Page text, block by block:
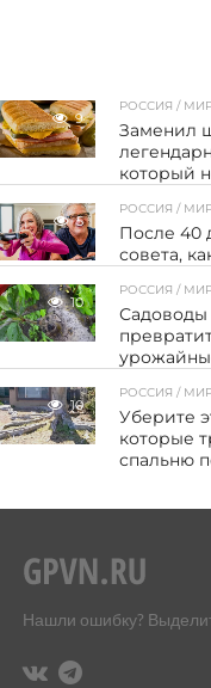
9
РОССИЯ /
Заменил
который
5
РОССИЯ /
После 40
совета,
10
РОССИЯ /
Садоводы
10
РОССИЯ /
Уберите
которые
спальню
Нашли ошибку?